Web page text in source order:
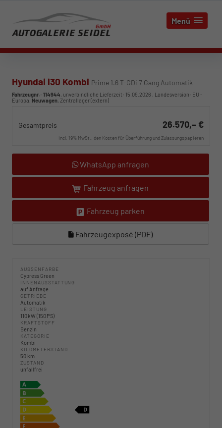
Menü
Hyundai i30 Kombi Prime 1.6 T-GDi 7 Gang Automatik
Fahrzeugnr.: 114944, unverbindliche Lieferzeit: 15.09.2026 , Landesversion: EU -
Europa, Neuwagen, Zentrallager (extern)
Gesamtpreis 26.570,– €
incl. 19% MwSt., den Kosten für Überführung und Zulassungspapieren
WhatsApp anfragen
Fahrzeug anfragen
Fahrzeug parken
Fahrzeugexposé (PDF)
AUSSENFARBE
Cypress Green
INNENAUSSTATTUNG
auf Anfrage
GETRIEBE
Automatik
LEISTUNG
110 kW (150 PS)
KRAFTSTOFF
Benzin
KATEGORIE
Kombi
KILOMETERSTAND
50 km
ZUSTAND
unfallfrei